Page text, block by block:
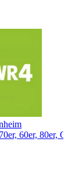
60er, 80er,